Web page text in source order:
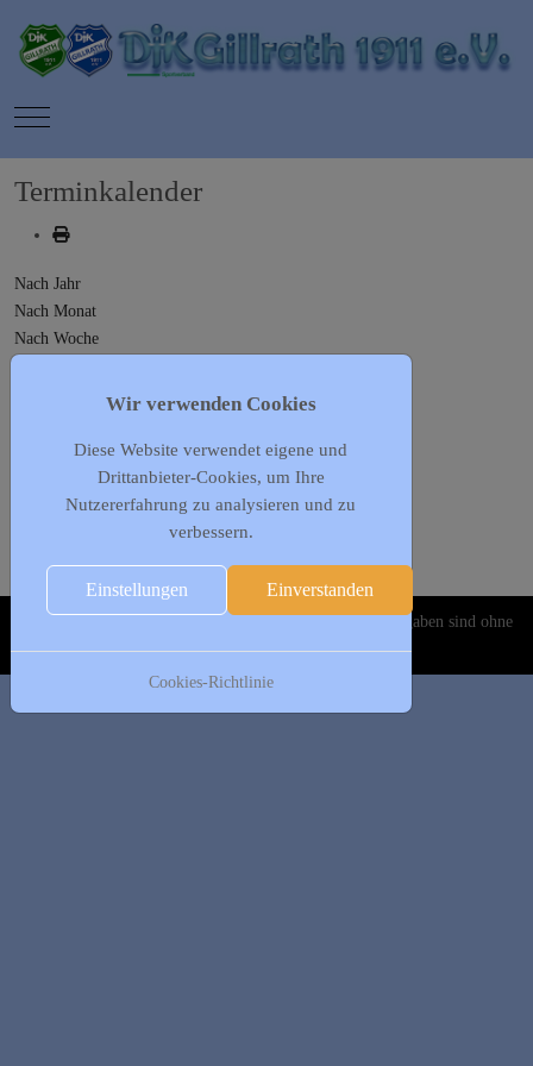
Mobile Menu Toggle
Terminkalender
Nach Jahr
Nach Monat
Nach Woche
Gehe zu Monat
Gehe zu Monat
Vorheriger Tag
Samstag, 04. Mai 2024
Es wurden keine Events gefunden
Copyright © 2020-2026 DJK Gillrath 1911 e. V. Alle Angaben sind ohne
Gewähr!
Wir verwenden Cookies
Diese Website verwendet eigene und
Drittanbieter-Cookies, um Ihre
Nutzererfahrung zu analysieren und zu
verbessern.
Einstellungen Einverstanden
Cookies-Richtlinie